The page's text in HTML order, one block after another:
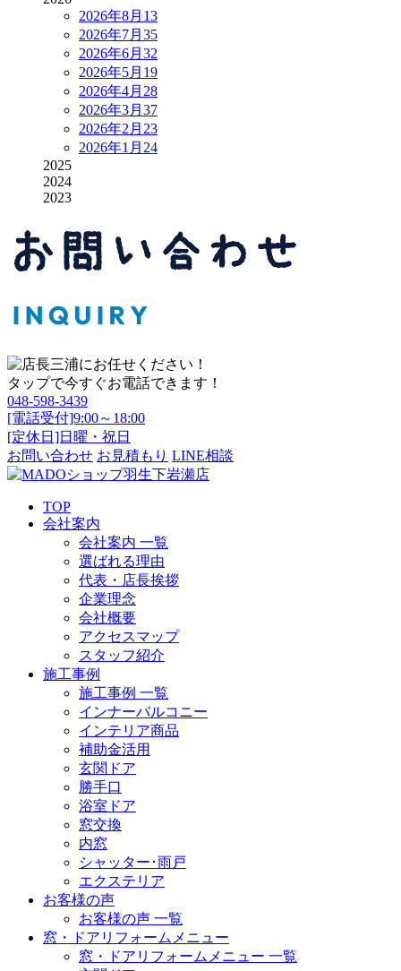
2026年8月 13
2026年7月 35
2026年6月 32
2026年5月 19
2026年4月 28
2026年3月 37
2026年2月 23
2026年1月 24
2025
2024
2023
タップで今すぐお電話できます！
048-598-3439
[電話受付]9:00～18:00
[定休日]日曜・祝日
お問い合わせ お見積もり LINE相談
TOP
会社案内
会社案内 一覧
選ばれる理由
代表・店長挨拶
企業理念
会社概要
アクセスマップ
スタッフ紹介
施工事例
施工事例 一覧
インナーバルコニー
インテリア商品
補助金活用
玄関ドア
勝手口
浴室ドア
窓交換
内窓
シャッター･雨戸
エクステリア
お客様の声
お客様の声 一覧
窓・ドアリフォームメニュー
窓・ドアリフォームメニュー 一覧